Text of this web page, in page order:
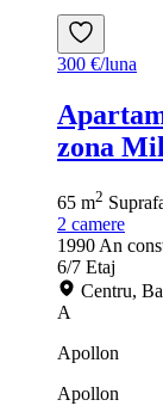
300 €/luna
zona
65 m2
2 camere
1990 An
6/7 Etaj
Centru,
A
Apollon
Apollon